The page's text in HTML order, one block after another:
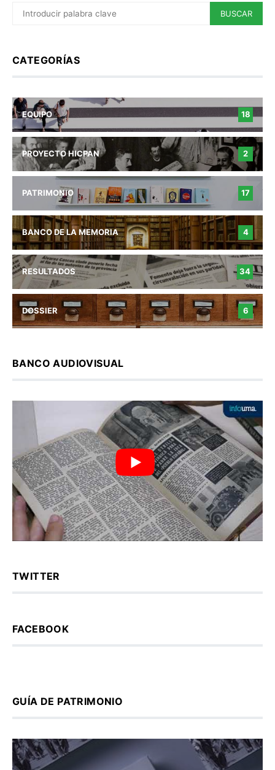
BUSCAR
CATEGORÍAS
EQUIPO 18
PROYECTO HICPAN 2
PATRIMONIO 17
BANCO DE LA MEMORIA 4
RESULTADOS 34
DOSSIER 6
BANCO AUDIOVISUAL
TWITTER
FACEBOOK
GUÍA DE PATRIMONIO